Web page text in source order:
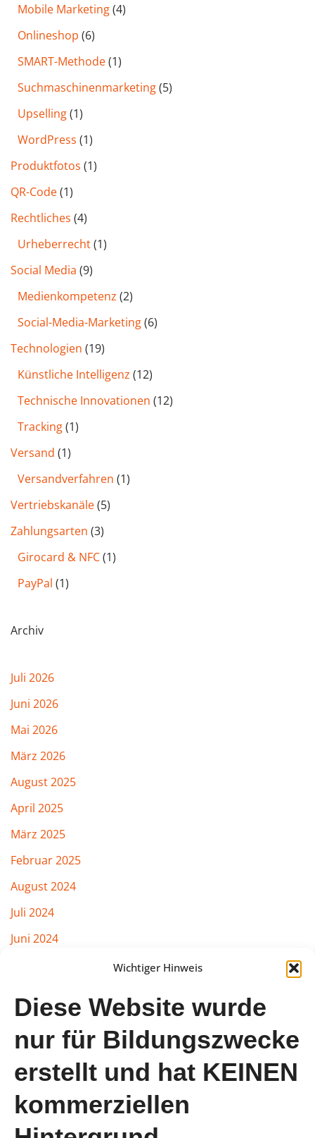
Wichtiger Hinweis
Diese Website wurde
nur für Bildungszwecke
erstellt und hat KEINEN
kommerziellen
Mobile Marketing(4)
Onlineshop (6)
SMART-Methode(1)
Such­maschinen­marketing(5)
Upselling(1)
WordPress (1)
Produktfotos (1)
QR-Code(1)
Rechtliches (4)
Urheberrecht(1)
Social Media (9)
Medienkompetenz (2)
Social-Media-Marketing(6)
Technologien (19)
Künstliche Intelligenz (12)
Technische Innovationen (12)
Tracking(1)
Versand (1)
Versandverfahren (1)
Vertriebskanäle(5)
Zahlungsarten (3)
Girocard & NFC(1)
PayPal (1)
Archiv
Juli 2026
Juni 2026
Mai 2026
März 2026
August 2025
April 2025
März 2025
Februar 2025
August 2024
Juli 2024
Juni 2024
Januar 2024
August 2023
Juli 2023
Juni 2023